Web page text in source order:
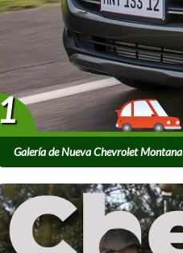
Galería de Nueva Chevrolet Montana
1